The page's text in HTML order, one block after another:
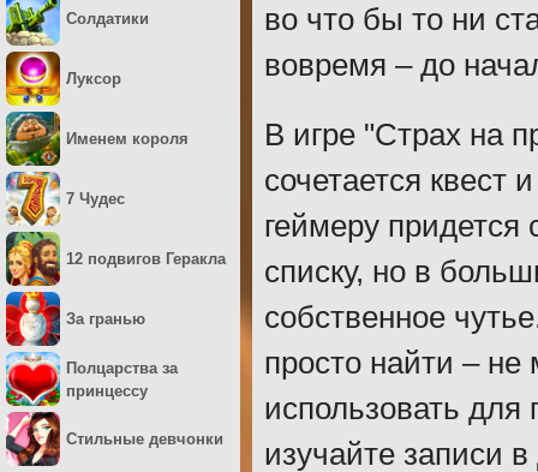
во что бы то ни
вовремя – до
В игре "Страх на
сочетается квест
геймеру придется
списку, но в
собственное
просто найти – не
использовать
изучайте записи
Солдатики
Луксор
Именем короля
7 Чудес
12 подвигов Геракла
За гранью
Полцарства за
принцессу
Стильные девчонки